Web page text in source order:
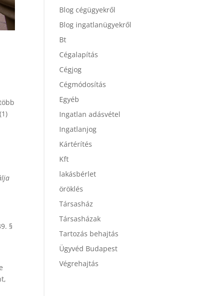
§
Blog cégügyekről
Blog ingatlanügyekről
Bt
Cégalapítás
Cégjog
Cégmódosítás
Egyéb
Ingatlan adásvétel
Ingatlanjog
Kártérítés
Kft
lakásbérlet
öröklés
Társasház
Társasházak
Tartozás behajtás
Ügyvéd Budapest
Végrehajtás